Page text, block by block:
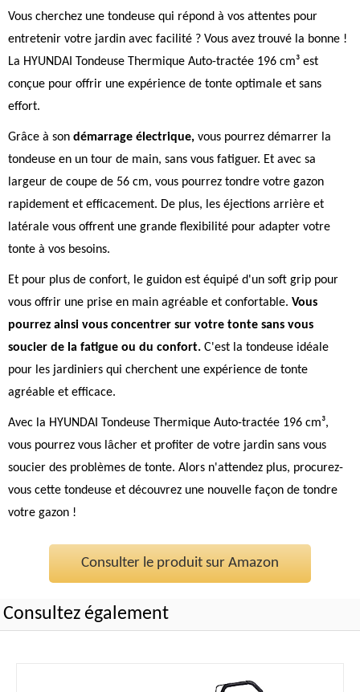
Vous cherchez une tondeuse qui répond à vos attentes pour
entretenir votre jardin avec facilité ? Vous avez trouvé la bonne !
La HYUNDAI Tondeuse Thermique Auto-tractée 196 cm³ est
conçue pour offrir une expérience de tonte optimale et sans
effort.
Grâce à son démarrage électrique, vous pourrez démarrer la
tondeuse en un tour de main, sans vous fatiguer. Et avec sa
largeur de coupe de 56 cm, vous pourrez tondre votre gazon
rapidement et efficacement. De plus, les éjections arrière et
latérale vous offrent une grande flexibilité pour adapter votre
tonte à vos besoins.
Et pour plus de confort, le guidon est équipé d'un soft grip pour
vous offrir une prise en main agréable et confortable. Vous
pourrez ainsi vous concentrer sur votre tonte sans vous
soucier de la fatigue ou du confort. C'est la tondeuse idéale
pour les jardiniers qui cherchent une expérience de tonte
agréable et efficace.
Avec la HYUNDAI Tondeuse Thermique Auto-tractée 196 cm³,
vous pourrez vous lâcher et profiter de votre jardin sans vous
soucier des problèmes de tonte. Alors n'attendez plus, procurez-
vous cette tondeuse et découvrez une nouvelle façon de tondre
votre gazon !
Consulter le produit sur Amazon
Consultez également